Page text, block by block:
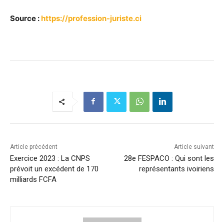
Source :https://profession-juriste.ci
Article précédent
Exercice 2023 : La CNPS
prévoit un excédent de 170
milliards FCFA
Article suivant
28e FESPACO : Qui sont les
représentants ivoiriens